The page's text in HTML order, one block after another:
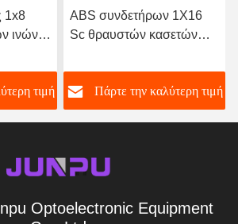
1x8
ινών
τιμή
ABS συνδετήρων 1X16
Sc θραυστών κασετών
Singl Mode16
Πάρτε την καλύτερη τιμή
Optoelectronic Equipment